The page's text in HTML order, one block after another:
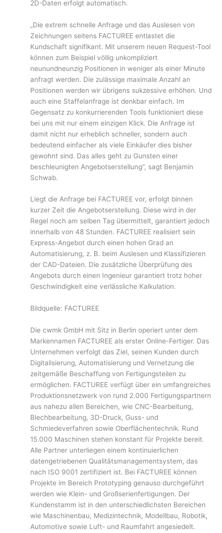
2D-Daten erfolgt automatisch.
„Die extrem schnelle Anfrage und das Auslesen von
Zeichnungen seitens FACTUREE entlastet die
Kundschaft signifikant. Mit unserem neuen Request-Tool
können zum Beispiel völlig unkompliziert
neunundneunzig Positionen in weniger als einer Minute
anfragt werden. Die zulässige maximale Anzahl an
Positionen werden wir übrigens sukzessive erhöhen. Und
auch eine Staffelanfrage ist denkbar einfach. Im
Gegensatz zu konkurrierenden Tools funktioniert diese
bei uns mit nur einem einzigen Klick. Die Anfrage ist
damit nicht nur erheblich schneller, sondern auch
bedeutend einfacher als viele Einkäufer dies bisher
gewohnt sind. Das alles geht zu Gunsten einer
beschleunigten Angebotserstellung“, sagt Benjamin
Schwab.
Liegt die Anfrage bei FACTUREE vor, erfolgt binnen
kurzer Zeit die Angebotserstellung. Diese wird in der
Regel noch am selben Tag übermittelt, garantiert jedoch
innerhalb von 48 Stunden. FACTUREE realisiert sein
Express-Angebot durch einen hohen Grad an
Automatisierung, z. B. beim Auslesen und Klassifizieren
der CAD-Dateien. Die zusätzliche Überprüfung des
Angebots durch einen Ingenieur garantiert trotz hoher
Geschwindigkeit eine verlässliche Kalkulation.
Bildquelle: FACTUREE
Die cwmk GmbH mit Sitz in Berlin operiert unter dem
Markennamen FACTUREE als erster Online-Fertiger. Das
Unternehmen verfolgt das Ziel, seinen Kunden durch
Digitalisierung, Automatisierung und Vernetzung die
zeitgemäße Beschaffung von Fertigungsteilen zu
ermöglichen. FACTUREE verfügt über ein umfangreiches
Produktionsnetzwerk von rund 2.000 Fertigungspartnern
aus nahezu allen Bereichen, wie CNC-Bearbeitung,
Blechbearbeitung, 3D-Druck, Guss- und
Schmiedeverfahren sowie Oberflächentechnik. Rund
15.000 Maschinen stehen konstant für Projekte bereit.
Alle Partner unterliegen einem kontinuierlichen
datengetriebenen Qualitätsmanagementsystem, das
nach ISO 9001 zertifiziert ist. Bei FACTUREE können
Projekte im Bereich Prototyping genauso durchgeführt
werden wie Klein- und Großserienfertigungen. Der
Kundenstamm ist in den unterschiedlichsten Bereichen
wie Maschinenbau, Medizintechnik, Modellbau, Robotik,
Automotive sowie Luft- und Raumfahrt angesiedelt.